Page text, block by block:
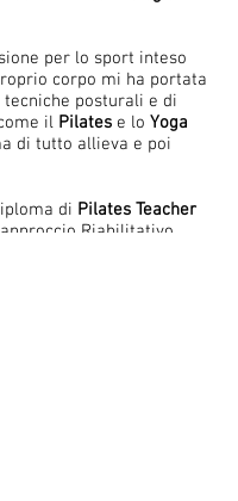
per lo sport inteso
corpo mi ha portata
posturali e di
il Pilates e lo Yoga
di tutto allieva e poi
di Pilates Teacher
Riabilitativo